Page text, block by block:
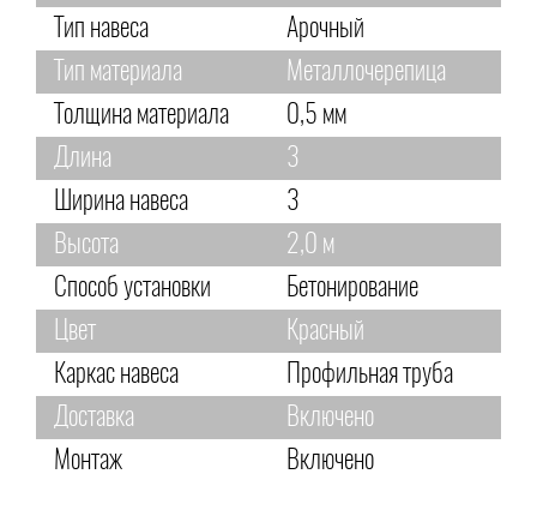
Тип навеса
Арочный
Тип материала
Металлочерепица
Толщина материала
0,5 мм
Длина
3
Ширина навеса
3
Высота
2,0 м
Способ установки
Бетонирование
Цвет
Красный
Каркас навеса
Профильная труба
Доставка
Включено
Монтаж
Включено